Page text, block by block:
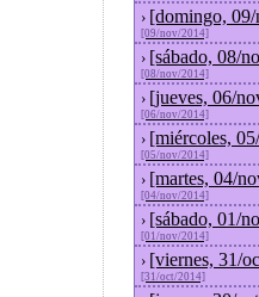
› [domingo,
[09/nov/2014]
› [sábado, 08/
[08/nov/2014]
› [jueves, 06/
[06/nov/2014]
› [miércoles,
[05/nov/2014]
› [martes, 04/
[04/nov/2014]
› [sábado, 01/
[01/nov/2014]
› [viernes, 31/
[31/oct/2014]